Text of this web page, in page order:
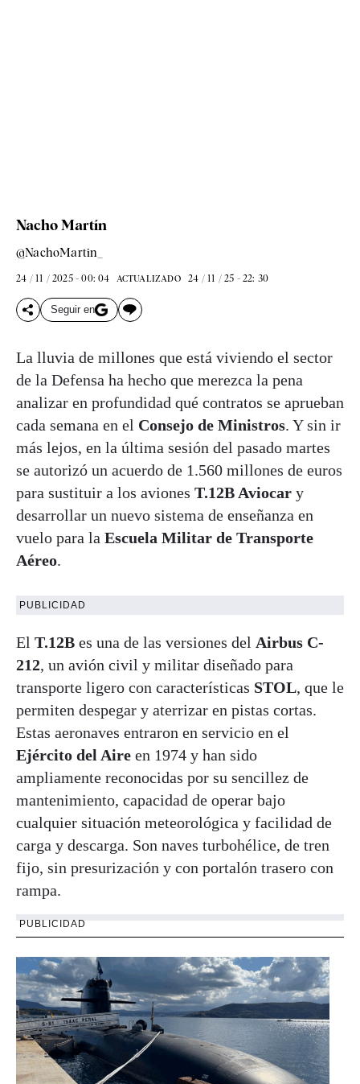
Nacho Martín
@NachoMartin_
24 / 11 / 2025 - 00: 04 ACTUALIZADO 24 / 11 / 25 - 22: 30
Seguir en
La lluvia de millones que está viviendo el sector
de la Defensa ha hecho que merezca la pena
analizar en profundidad qué contratos se aprueban
cada semana en el Consejo de Ministros. Y sin ir
más lejos, en la última sesión del pasado martes
se autorizó un acuerdo de 1.560 millones de euros
para sustituir a los aviones T.12B Aviocar y
desarrollar un nuevo sistema de enseñanza en
vuelo para la Escuela Militar de Transporte
Aéreo.
PUBLICIDAD
El T.12B es una de las versiones del Airbus C-
212, un avión civil y militar diseñado para
transporte ligero con características STOL, que le
permiten despegar y aterrizar en pistas cortas.
Estas aeronaves entraron en servicio en el
Ejército del Aire en 1974 y han sido
ampliamente reconocidas por su sencillez de
mantenimiento, capacidad de operar bajo
cualquier situación meteorológica y facilidad de
carga y descarga. Son naves turbohélice, de tren
fijo, sin presurización y con portalón trasero con
rampa.
PUBLICIDAD